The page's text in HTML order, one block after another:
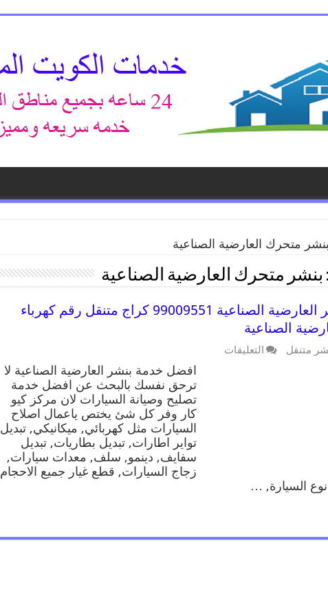
بنشر متحرك العارضية الصناعية
بنشر متحرك العارضية الصناعية
افضل خدمة بنشر العارضية الصناعية 99009551 كراج متنقل رقم كهرباء
الصناعية
متنقل التعليقات
افضل خدمة بنشر العارضية الصناعية لا
ترحق نفسك بالبحث عن افضل خدمة
تصليح وصيانة السيارات لان مركز كيو
كار وفر كل شئ يختص ياعمال اصلاح
السيارات مثل كهربائي, ميكانيكي, تبديل
تواير اطارات, تبديل بطاريات, تبديل
سفايف, دينمو, سلف, معدات سيارات,
زجاج السيارات, قطع غيار جميع الاحجام
السيارة, …